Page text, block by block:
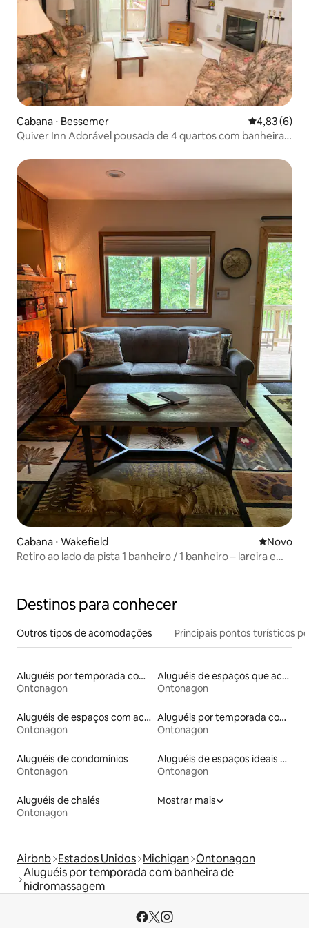
Cabana ⋅ Bessemer 4,83 de uma
4,83 (6)
Quiver Inn Adorável pousada de 4 quartos com banheira
Cabana ⋅ Wakefield Novo
Novo
Retiro ao lado da pista 1 banheiro / 1 banheiro – lareira e
Destinos para conhecer
Outros tipos de acomodações Principais pontos turísticos
Aluguéis por temporada com acesso ao lago
Ontonagon
Aluguéis de espaços que aceitam animais de estimação
Ontonagon
Aluguéis de espaços com acesso direto a pistas de esqui
Ontonagon
Aluguéis por temporada com sauna
Ontonagon
Aluguéis de condomínios
Ontonagon
Aluguéis de espaços ideais para famílias
Ontonagon
Aluguéis de chalés
Ontonagon
Mostrar mais
Airbnb Estados Unidos Michigan Ontonagon
Aluguéis por temporada com banheira de
hidromassagem